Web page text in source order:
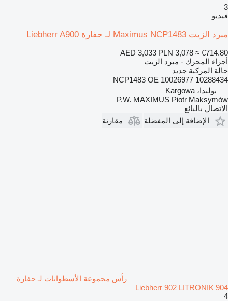
3
فيديو
مبرد الزيت Maximus NCP1483 لـ حفارة Liebherr A900
AED 3,033 PLN 3,078 ≈ €714.80
أجزاء المحرك - مبرد الزيت
حالة المركبة جديد
NCP1483 OE 10026977 10288434
بولندا، Kargowa
P.W. MAXIMUS Piotr Maksymów
الاتصال بالبائع
الإضافة إلى المفضلة
مقارنة
رأس مجموعة الأسطوانات لـ حفارة
Liebherr 902 LITRONIK 904
4